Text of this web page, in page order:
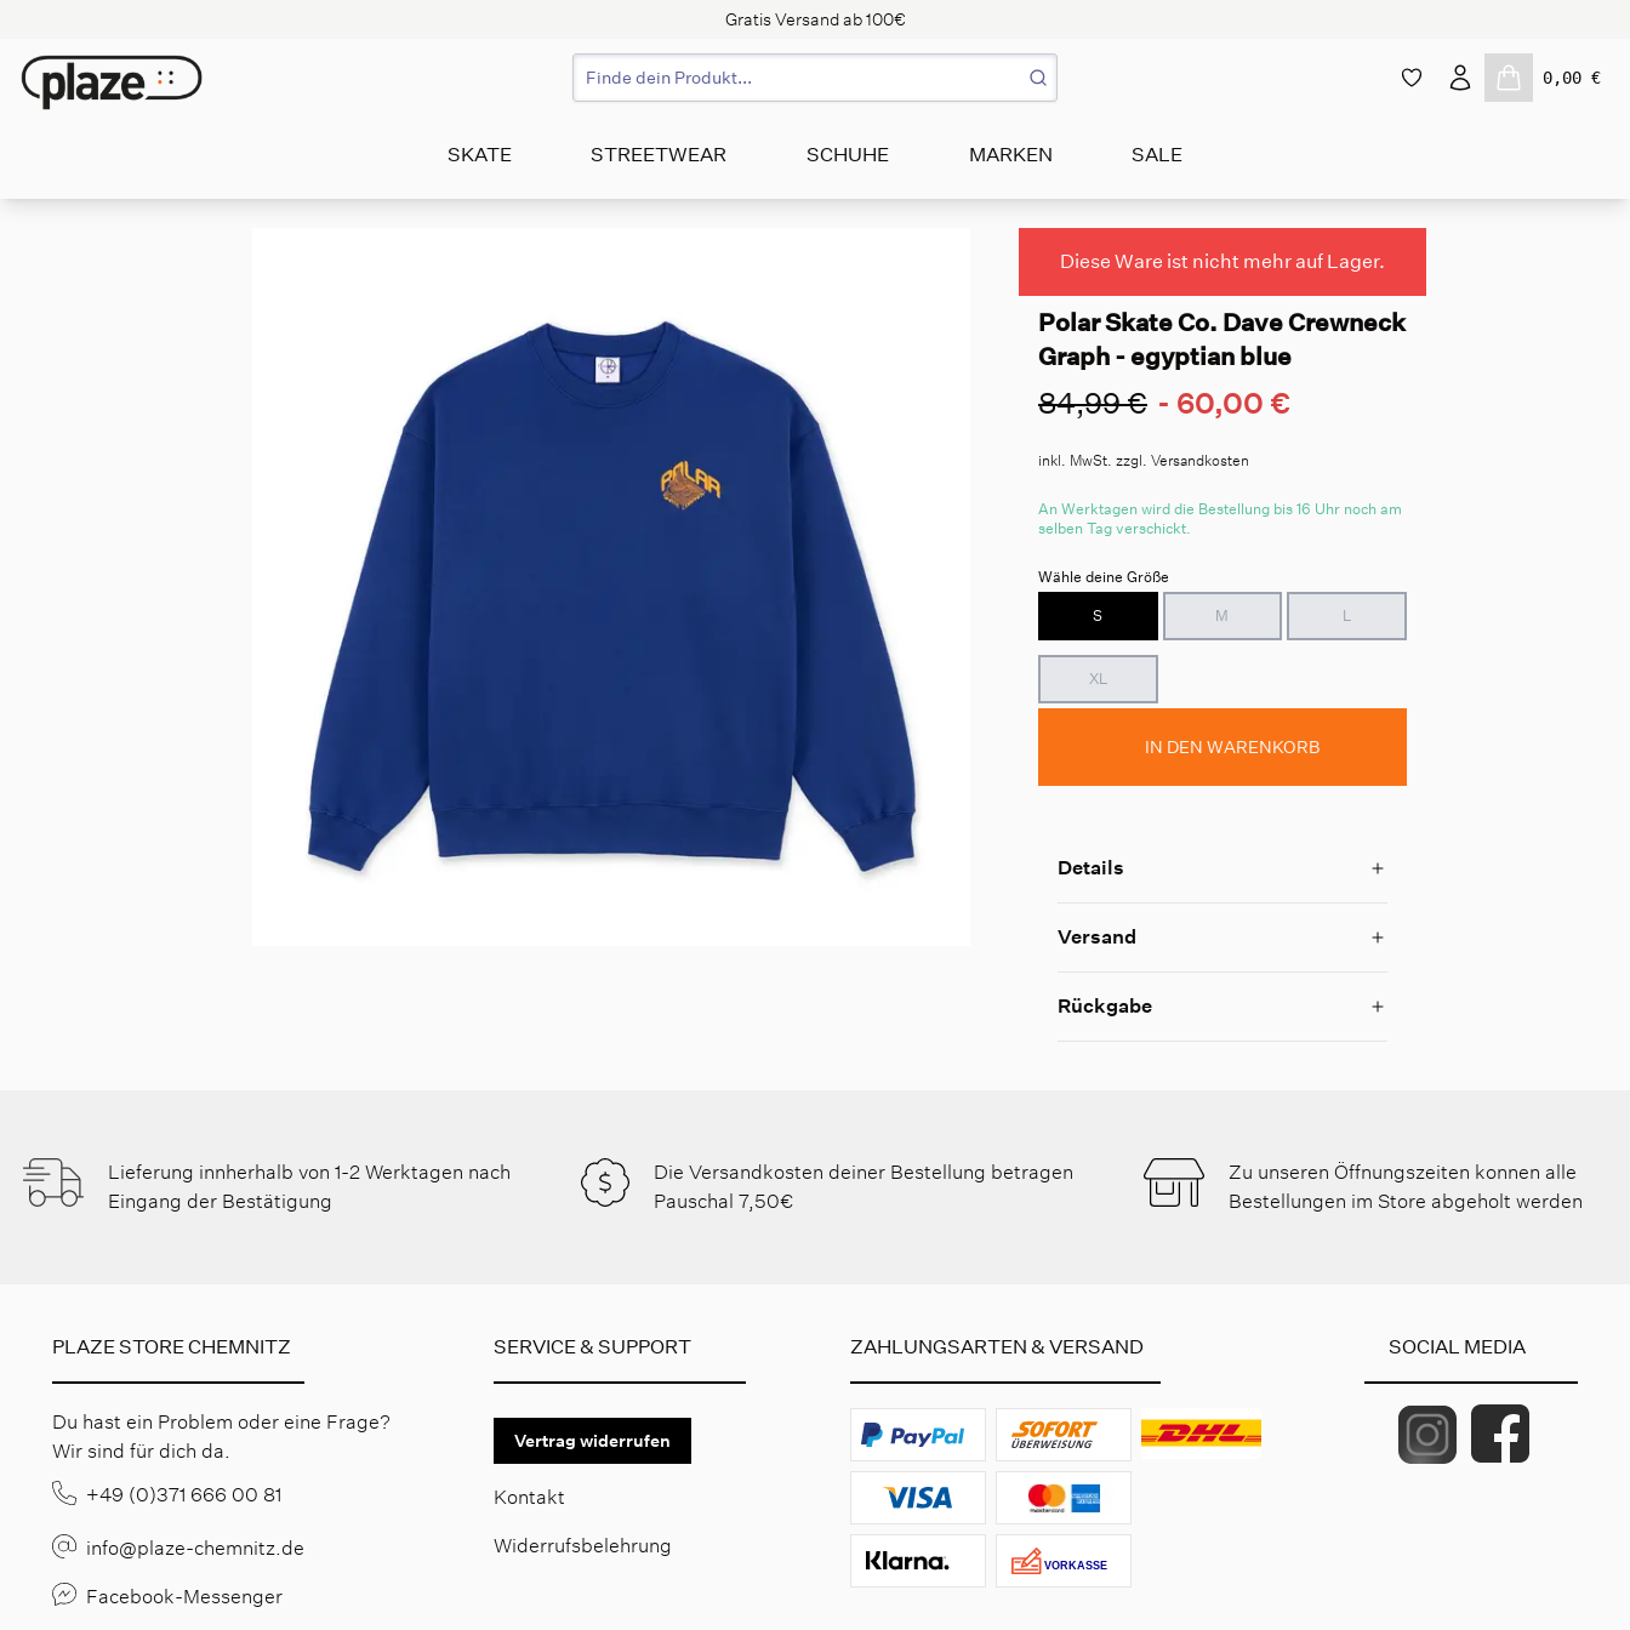
Gratis Versand ab 100€
0,00 €
SKATE STREETWEAR SCHUHE MARKEN SALE
Diese Ware ist nicht mehr auf Lager.
Polar Skate Co. Dave Crewneck
Graph - egyptian blue
84,99 € - 60,00 €
inkl. MwSt. zzgl. Versandkosten
An Werktagen wird die Bestellung bis 16 Uhr noch am
selben Tag verschickt.
Wähle deine Größe
S
M L
XL
IN DEN WARENKORB
Details
Versand
Rückgabe
Lieferung innherhalb von 1-2 Werktagen nach
Eingang der Bestätigung
Die Versandkosten deiner Bestellung betragen
Pauschal 7,50€
Zu unseren Öffnungszeiten konnen alle
Bestellungen im Store abgeholt werden
PLAZE STORE CHEMNITZ
Du hast ein Problem oder eine Frage?
Wir sind für dich da.
+49 (0)371 666 00 81
info@plaze-chemnitz.de
Facebook-Messenger
SERVICE & SUPPORT
Vertrag widerrufen
Kontakt
Widerrufsbelehrung
ZAHLUNGSARTEN & VERSAND SOCIAL MEDIA